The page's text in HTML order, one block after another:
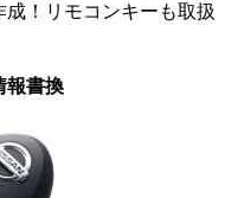
！リモコンキーも取扱
報書換